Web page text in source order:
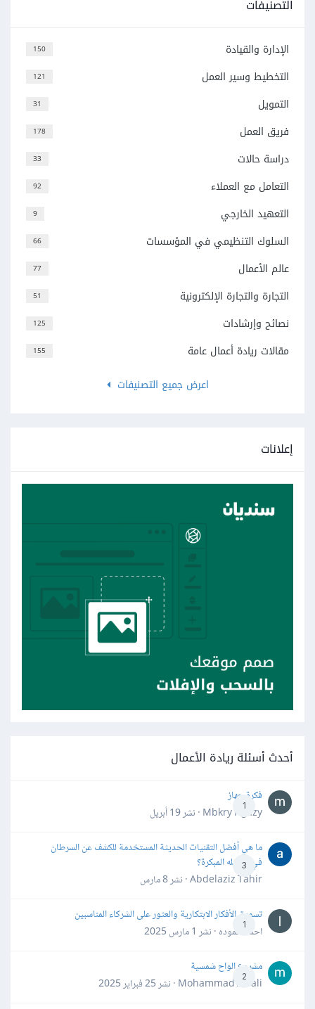
التصنيفات
150 الإدارة والقيادة
121 التخطيط وسير العمل
31 التمويل
178 فريق العمل
33 دراسة حالات
92 التعامل مع العملاء
9 التعهيد الخارجي
66 السلوك التنظيمي في المؤسسات
77 عالم الأعمال
51 التجارة والتجارة الإلكترونية
125 نصائح وإرشادات
155
مقالات ريادة أعمال عامة
اعرض جميع التصنيفات
إعلانات
أحدث أسئلة ريادة الأعمال
1
فكرة جهاز
Mbkry Hgazy · نشر
19 أبريل
3
ما هي أفضل التقنيات الحديثة المستخدمة للكشف عن السرطان
في مراحله المبكرة؟
Abdelaziz Tahir · نشر
8 مارس
1
تسويق الأفكار الابتكارية والعثور على الشركاء المناسبين
احمد حموده · نشر 1 مارس 2025
2
مشروع الواح شمسية
Mohammad Awali · نشر
25 فبراير 2025